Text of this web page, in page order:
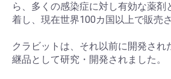
ら、多くの感染症に対し有効な薬剤
着し、現在世界100カ国以上で販売
クラビットは、それ以前に開発さ
継品として研究・開発されました。